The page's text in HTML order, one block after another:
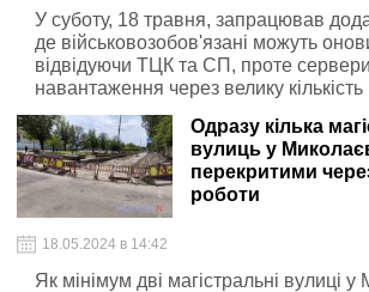
У суботу, 18 травня, запрацював
де військовозобов'язані можуть
відвідуючи ТЦК та СП, проте
навантаження через велику
"прилягли" відпочити. Тим часом
створили низку мемів та фотожаб.
Одразу кілька
вулиць у
перекритими
роботи
18.05.2024 в 14:42
Як мінімум дві магістральні вулиці у